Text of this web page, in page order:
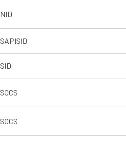
NID
SAPISID
SID
SOCS
SOCS